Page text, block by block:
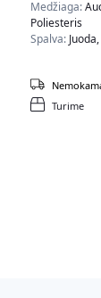
Medžiaga:
Poliesteris
Spalva:
Turime